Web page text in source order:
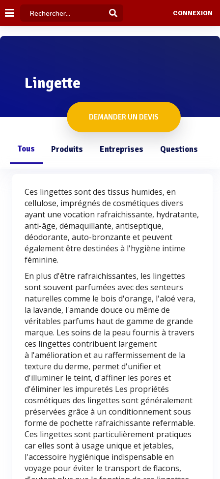
CONNEXION
Lingette
DEMANDER UN DEVIS
Tous Produits Entreprises Questions
Ces lingettes sont des tissus humides, en
cellulose, imprégnés de cosmétiques divers
ayant une vocation rafraichissante, hydratante,
anti-âge, démaquillante, antiseptique,
déodorante, auto-bronzante et peuvent
également être destinées à l'hygiène intime
féminine.
En plus d'être rafraichissantes, les lingettes
sont souvent parfumées avec des senteurs
naturelles comme le bois d'orange, l'aloé vera,
la lavande, l'amande douce ou même de
véritables parfums haut de gamme de grande
marque. Les soins de la peau fournis à travers
ces lingettes contribuent largement
à l'amélioration et au raffermissement de la
texture du derme, permet d'unifier et
d'illuminer le teint, d'affiner les pores et
d'éliminer les impuretés Les propriétés
cosmétiques des lingettes sont généralement
préservées grâce à un conditionnement sous
forme de pochette rafraichissante refermable.
Ces lingettes sont particulièrement pratiques
car elles sont à usage unique et jetables,
l'accessoire hygiénique indispensable en
voyage pour éviter le transport de flacons,